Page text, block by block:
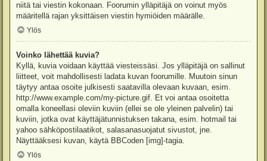
niitä tai viestin kokonaan. Foorumin ylläpitäjä on voinut myös
määritellä rajan yksittäisen viestin hymiöiden määrälle.
Ylös
Voinko lähettää kuvia?
Kyllä, kuvia voidaan käyttää viesteissäsi. Jos ylläpitäjä on sallinut
liitteet, voit mahdollisesti ladata kuvan foorumille. Muutoin sinun
täytyy antaa osoite julkisesti saatavilla olevaan kuvaan, esim.
http://www.example.com/my-picture.gif. Et voi antaa osoitetta
omalla koneellasi oleviin kuviin (ellei se ole yleinen palvelin) tai
kuviin, jotka ovat käyttäjätunnistuksen takana, esim. hotmail tai
yahoo sähköpostilaatikot, salasanasuojatut sivustot, jne.
Näyttääksesi kuvan, käytä BBCoden [img]-tagia.
Ylös